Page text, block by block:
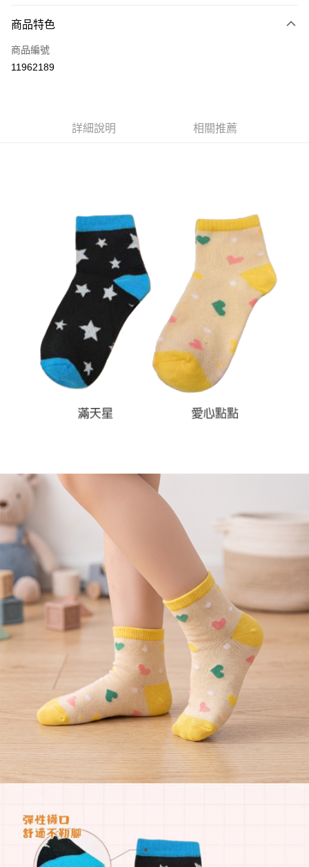
全家取貨付款
每筆NT$60，滿NT$599(含以上)免運費
付款後全家取貨
每筆NT$60，滿NT$599(含以上)免運費
每筆NT$120，滿NT$1,999(含以上)免運費
商品特色
商品編號
11962189
詳細說明 相關推薦